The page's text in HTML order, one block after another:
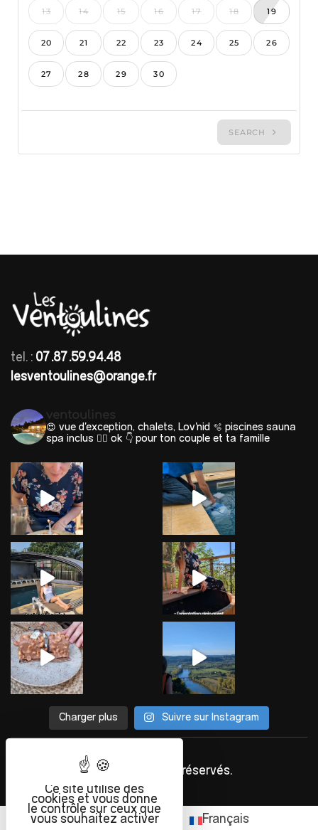
tel. : 07.87.59.94.48
lesventoulines@orange.fr
ventoulines
😍 vue d'exception, chalets, Lov'nid 🫧 piscines sauna
spa inclus 🐕‍🦺 ok 👇 pour ton couple et ta famille
Charger plus Suivre sur Instagram
2023. Tous droits réservés.
English(Anglais Français
Ce site utilise des
cookies et vous donne
le contrôle sur ceux que
vous souhaitez activer